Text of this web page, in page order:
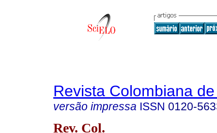
Revista Colombiana
versão impressa ISSN 0120-
Rev. Col.